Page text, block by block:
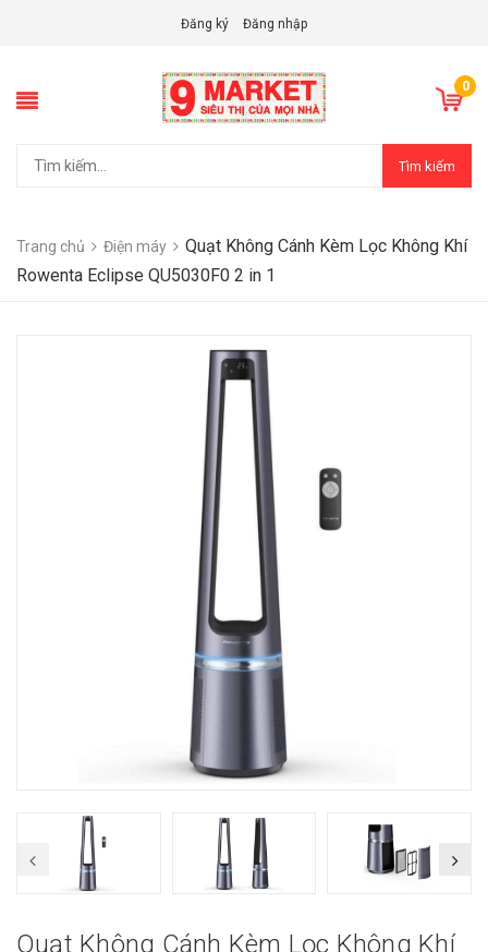
Đăng ký Đăng nhập
0
Tìm kiếm
Trang chủ Điện máy
Quạt Không Cánh Kèm Lọc Không Khí
Rowenta Eclipse QU5030F0 2 in 1
Quạt Không Cánh Kèm Lọc Không Khí